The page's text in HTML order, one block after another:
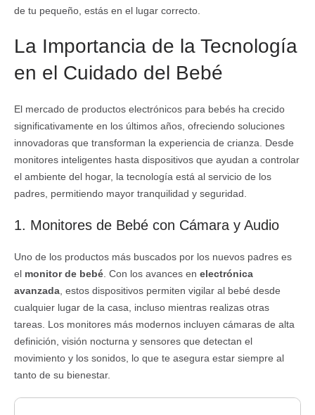
de tu pequeño, estás en el lugar correcto.
La Importancia de la Tecnología
en el Cuidado del Bebé
El mercado de productos electrónicos para bebés ha crecido
significativamente en los últimos años, ofreciendo soluciones
innovadoras que transforman la experiencia de crianza. Desde
monitores inteligentes hasta dispositivos que ayudan a controlar
el ambiente del hogar, la tecnología está al servicio de los
padres, permitiendo mayor tranquilidad y seguridad.
1. Monitores de Bebé con Cámara y Audio
Uno de los productos más buscados por los nuevos padres es
el monitor de bebé . Con los avances en electrónica
avanzada , estos dispositivos permiten vigilar al bebé desde
cualquier lugar de la casa, incluso mientras realizas otras
tareas. Los monitores más modernos incluyen cámaras de alta
definición, visión nocturna y sensores que detectan el
movimiento y los sonidos, lo que te asegura estar siempre al
tanto de su bienestar.